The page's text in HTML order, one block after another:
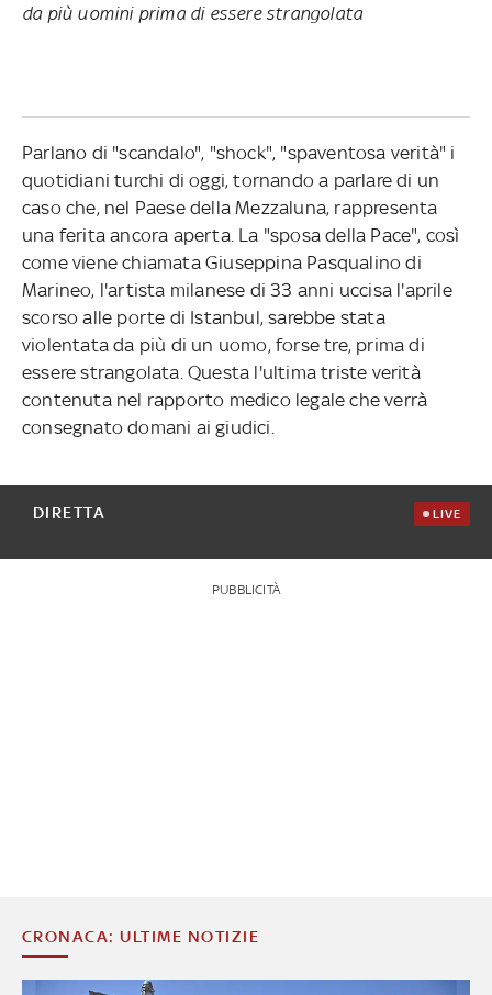
da più uomini prima di essere strangolata
Parlano di "scandalo", "shock", "spaventosa verità" i
quotidiani turchi di oggi, tornando a parlare di un
caso che, nel Paese della Mezzaluna, rappresenta
una ferita ancora aperta. La "sposa della Pace", così
come viene chiamata Giuseppina Pasqualino di
Marineo, l'artista milanese di 33 anni uccisa l'aprile
scorso alle porte di Istanbul, sarebbe stata
violentata da più di un uomo, forse tre, prima di
essere strangolata. Questa l'ultima triste verità
contenuta nel rapporto medico legale che verrà
consegnato domani ai giudici.
DIRETTA LIVE
PUBBLICITÀ
CRONACA: ULTIME NOTIZIE